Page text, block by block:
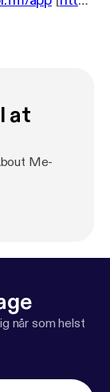
at
Me-
når som helst